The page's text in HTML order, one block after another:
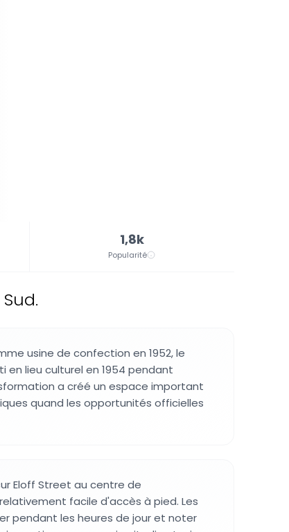
1,8k
Popularité
usine de confection en 1952, le
lieu culturel en 1954 pendant
a créé un espace important
quand les opportunités officielles
Eloff Street au centre de
facile d'accès à pied. Les
pendant les heures de jour et noter